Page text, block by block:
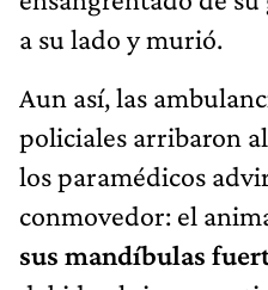
a su lado y murió.
Aun así, las
policiales arribaron
los paramédicos
conmovedor: el
sus mandíbulas